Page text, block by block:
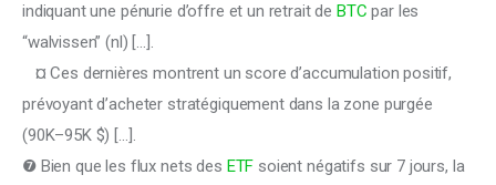
indiquant une pénurie d’offre et un retrait de BTC par les
“walvissen” (nl) […].
prévoyant d’acheter stratégiquement dans la zone purgée
(90K–95K $) […].
❼ Bien que les flux nets des ETF soient négatifs sur 7 jours, la